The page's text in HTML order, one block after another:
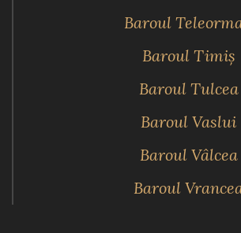
Baroul
Baroul Timiş
Baroul Tulcea
Baroul Vaslui
Baroul Vâlcea
Baroul